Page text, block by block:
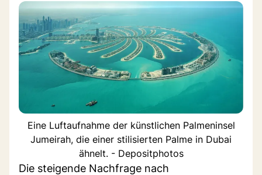
Eine Luftaufnahme der künstlichen Palmeninsel
Jumeirah, die einer stilisierten Palme in Dubai
ähnelt. - Depositphotos
Die steigende Nachfrage nach